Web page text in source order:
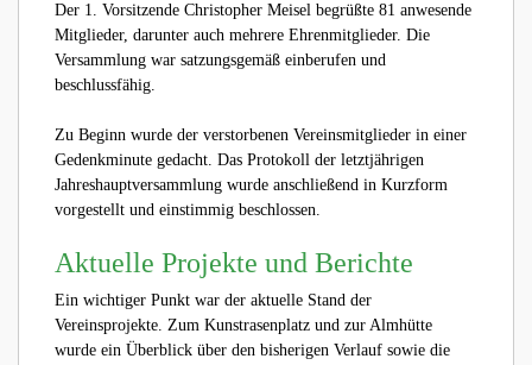
Der 1. Vorsitzende Christopher Meisel begrüßte 81 anwesende
Mitglieder, darunter auch mehrere Ehrenmitglieder. Die
Versammlung war satzungsgemäß einberufen und
beschlussfähig.
Zu Beginn wurde der verstorbenen Vereinsmitglieder in einer
Gedenkminute gedacht. Das Protokoll der letztjährigen
Jahreshauptversammlung wurde anschließend in Kurzform
vorgestellt und einstimmig beschlossen.
Aktuelle Projekte und Berichte
Ein wichtiger Punkt war der aktuelle Stand der
Vereinsprojekte. Zum Kunstrasenplatz und zur Almhütte
wurde ein Überblick über den bisherigen Verlauf sowie die